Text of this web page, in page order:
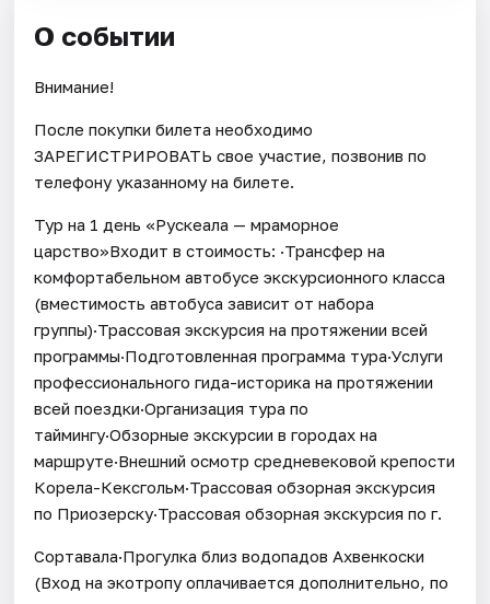
О событии
Внимание!
После покупки билета необходимо
ЗАРЕГИСТРИРОВАТЬ свое участие, позвонив по
телефону указанному на билете.
Тур на 1 день «Рускеала — мраморное
царство»Входит в стоимость: ·Трансфер на
комфортабельном автобусе экскурсионного класса
(вместимость автобуса зависит от набора
группы)·Трассовая экскурсия на протяжении всей
программы·Подготовленная программа тура·Услуги
профессионального гида-историка на протяжении
всей поездки·Организация тура по
таймингу·Обзорные экскурсии в городах на
маршруте·Внешний осмотр средневековой крепости
Корела-Кексгольм·Трассовая обзорная экскурсия
по Приозерску·Трассовая обзорная экскурсия по г.
Сортавала·Прогулка близ водопадов Ахвенкоски
(Вход на экотропу оплачивается дополнительно, по